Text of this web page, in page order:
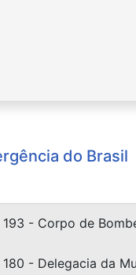
do Brasil
193 - Corpo de
180 - Delegacia da